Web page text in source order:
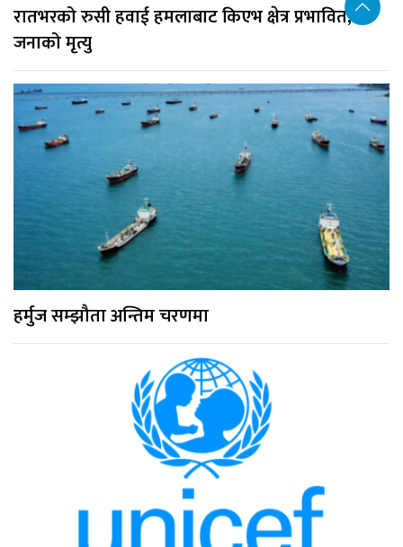
रातभरको रुसी हवाई हमलाबाट किएभ क्षेत्र प्रभावित, १७
जनाको मृत्यु
हर्मुज सम्झौता अन्तिम चरणमा